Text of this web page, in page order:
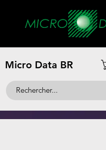
Micro Data BR